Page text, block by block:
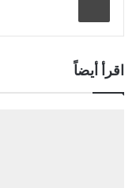
اقرأ أيضاً